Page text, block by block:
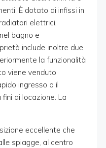
È dotato di infissi in
elettrici,
bagno e
include inoltre due
la funzionalità
viene venduto
ingresso o il
di locazione. La
eccellente che
spiagge, al centro